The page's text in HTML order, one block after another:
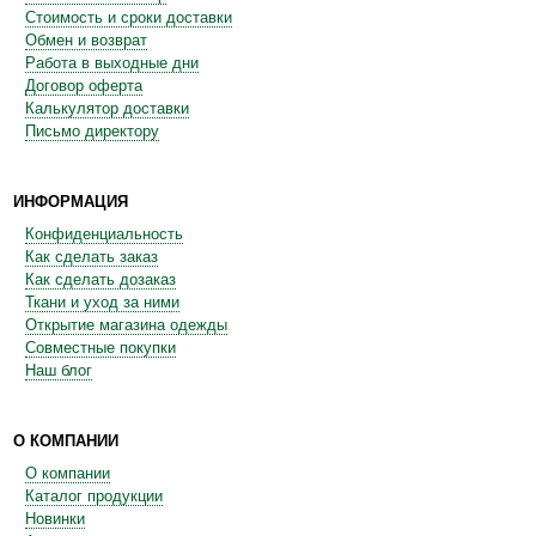
Стоимость и сроки доставки
Обмен и возврат
Работа в выходные дни
Договор оферта
Калькулятор доставки
Письмо директору
ИНФОРМАЦИЯ
Конфиденциальность
Как сделать заказ
Как сделать дозаказ
Ткани и уход за ними
Открытие магазина одежды
Совместные покупки
Наш блог
О КОМПАНИИ
О компании
Каталог продукции
Новинки